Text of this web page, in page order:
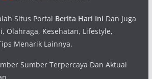
Situs Portal Berita Hari Ini Dan Juga
Olahraga, Kesehatan, Lifestyle,
Menarik Lainnya.
Sumber Terpercaya Dan Aktual